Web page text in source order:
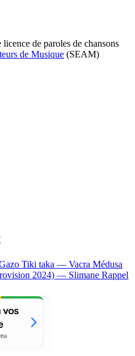
de paroles de chansons
de Musique (SEAM)
Tiki taka — Vacra Médusa
2024) — Slimane Rappel